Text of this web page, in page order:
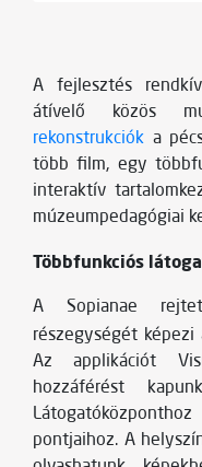
A fejlesztés
átívelő közös
rekonstrukciók a
több film, egy
interaktív
múzeumpedagógiai
Többfunkciós
A Sopianae
részegységét képezi
Az applikációt
hozzáférést
pontjaihoz. A